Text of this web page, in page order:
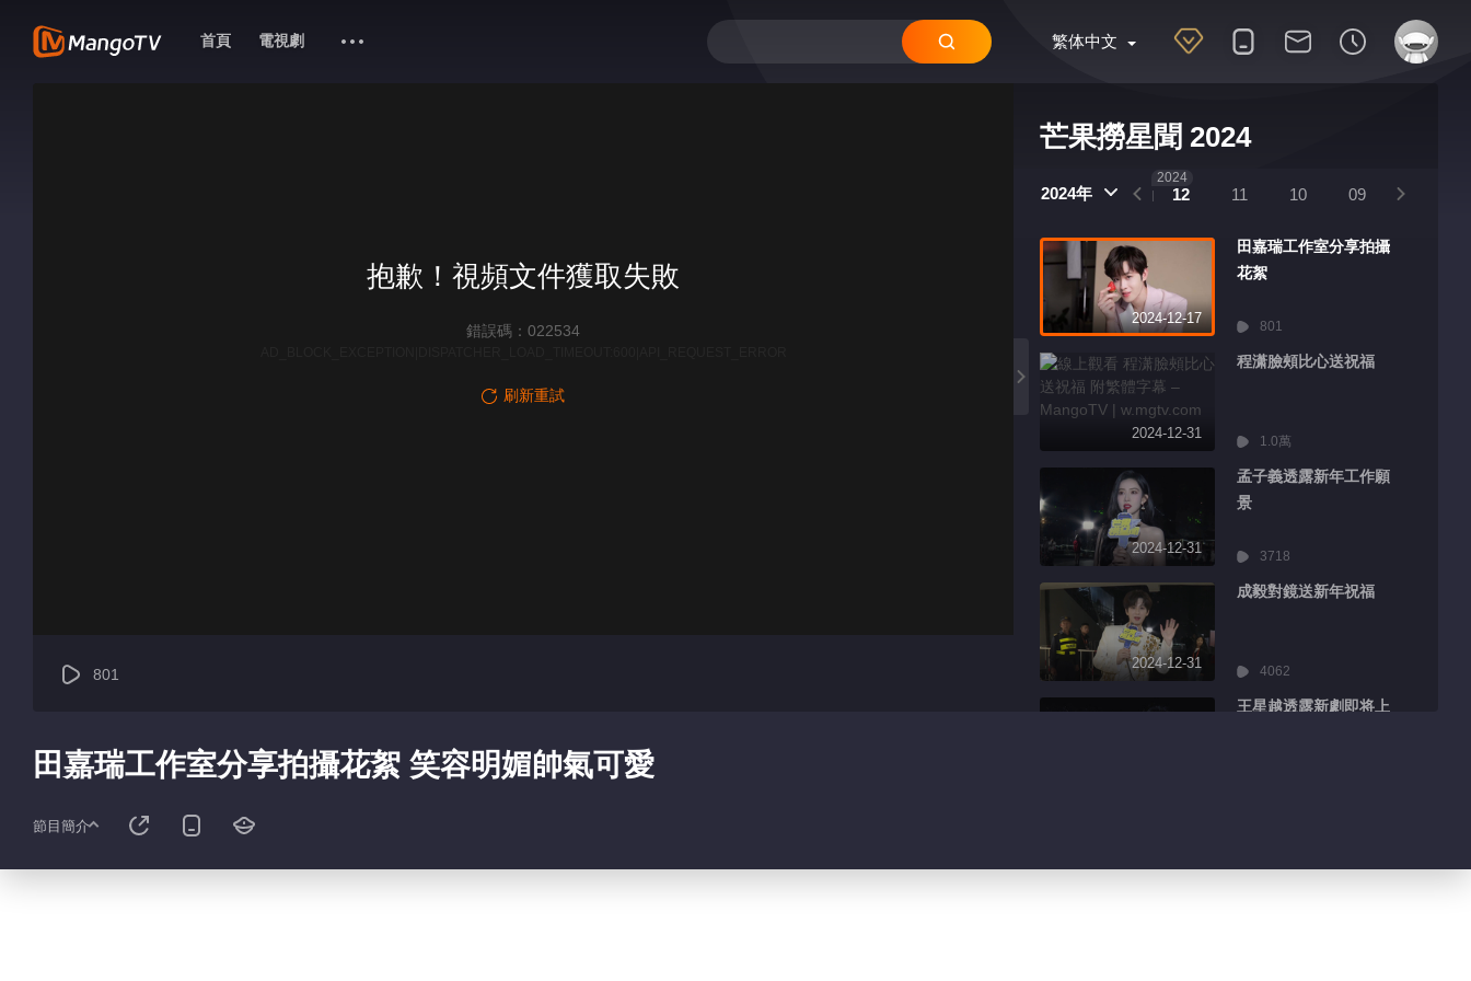
繁体中文
首頁 電視劇
芒果撈星聞 2024
2024年 01 12
2024
11 10 09
2024-12-17
田嘉瑞工作室分享拍攝
花絮
801
2024-12-31
程潇臉頰比心送祝福
1.0萬
2024-12-31
孟子義透露新年工作願
景
3718
2024-12-31
成毅對鏡送新年祝福
4062
王星越透露新劇即将上
抱歉！視頻文件獲取失敗
錯誤碼：022534
刷新重試
801
田嘉瑞工作室分享拍攝花絮 笑容明媚帥氣可愛
節目簡介